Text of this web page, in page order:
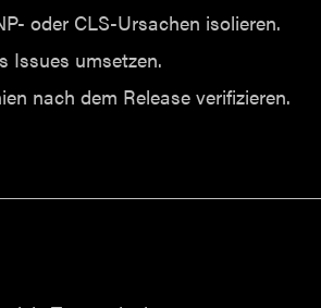
oder CLS-Ursachen isolieren.
Issues umsetzen.
nach dem Release verifizieren.